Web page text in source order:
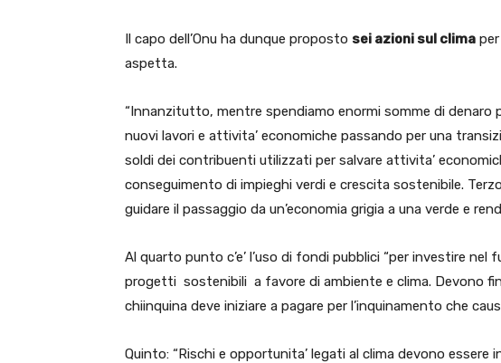
Il capo dell’Onu ha dunque proposto sei azioni sul clima
aspetta.
“Innanzitutto, mentre spendiamo enormi somme di denaro
nuovi lavori e attivita’ economiche passando per una
soldi dei contribuenti utilizzati per salvare attivita’
conseguimento di impieghi verdi e crescita sostenibile.
guidare il passaggio da un’economia grigia a una verde e
Al quarto punto c’e’ l’uso di fondi pubblici “per investire
progetti sostenibili a favore di ambiente e clima. Devono
chiinquina deve iniziare a pagare per l’inquinamento che
Quinto: “Rischi e opportunita’ legati al clima devono essere